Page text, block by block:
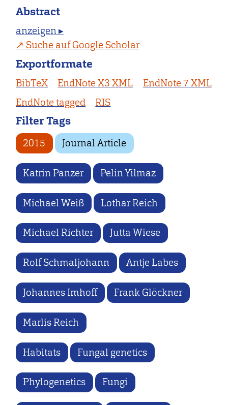
Abstract
anzeigen ▸
Suche auf Google Scholar
Exportformate
BibTeX EndNote X3 XML
EndNote 7 XML
EndNote tagged
RIS
Filter Tags
2015 Journal Article
Katrin Panzer Pelin Yilmaz
Michael Weiß Lothar Reich
Michael Richter Jutta Wiese
Rolf Schmaljohann Antje Labes
Johannes Imhoff Frank Glöckner
Marlis Reich
Habitats Fungal genetics
Phylogenetics Fungi